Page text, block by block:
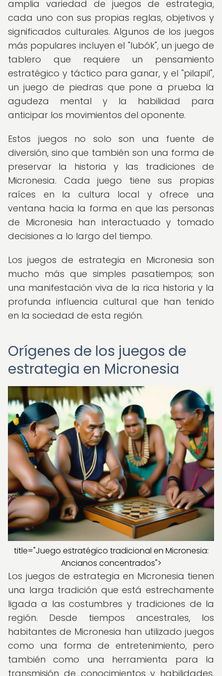
amplia variedad de juegos de estrategia,
cada uno con sus propias reglas, objetivos y
significados culturales. Algunos de los juegos
más populares incluyen el "lubók", un juego de
tablero que requiere un pensamiento
estratégico y táctico para ganar, y el "pilapil",
un juego de piedras que pone a prueba la
agudeza mental y la habilidad para
anticipar los movimientos del oponente.
Estos juegos no solo son una fuente de
diversión, sino que también son una forma de
preservar la historia y las tradiciones de
Micronesia. Cada juego tiene sus propias
raíces en la cultura local y ofrece una
ventana hacia la forma en que las personas
de Micronesia han interactuado y tomado
decisiones a lo largo del tiempo.
Los juegos de estrategia en Micronesia son
mucho más que simples pasatiempos; son
una manifestación viva de la rica historia y la
profunda influencia cultural que han tenido
en la sociedad de esta región.
Orígenes de los juegos de
estrategia en Micronesia
title="Juego estratégico tradicional en Micronesia:
Ancianos concentrados">
Los juegos de estrategia en Micronesia tienen
una larga tradición que está estrechamente
ligada a las costumbres y tradiciones de la
región. Desde tiempos ancestrales, los
habitantes de Micronesia han utilizado juegos
como una forma de entretenimiento, pero
también como una herramienta para la
transmisión de conocimientos y habilidades.